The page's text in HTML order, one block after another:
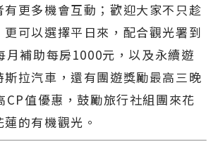
更多機會互動；歡迎大家不只趁
可以選擇平日來，配合觀光署到
月補助每房1000元，以及永續遊
拉汽車，還有團遊獎勵最高三晚
CP值優惠，鼓勵旅行社組團來花
的有機觀光。